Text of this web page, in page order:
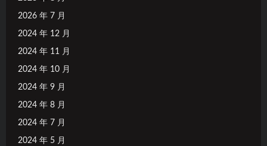
2026 年 7 月
2024 年 12 月
2024 年 11 月
2024 年 10 月
2024 年 9 月
2024 年 8 月
2024 年 7 月
2024 年 5 月